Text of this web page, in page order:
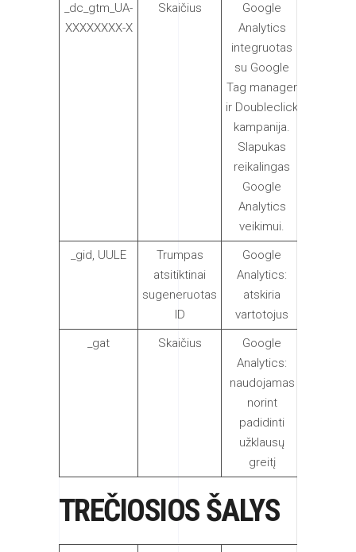
_dc_gtm_UA-
XXXXXXXX-X
Skaičius
Google
Analytics
integruotas
su Google
Tag manager
ir Doubleclick
kampanija.
Slapukas
reikalingas
Google
Analytics
veikimui.
_gid, UULE
Trumpas
atsitiktinai
sugeneruotas
ID
Google
Analytics:
atskiria
vartotojus
_gat Skaičius
Google
Analytics:
naudojamas
norint
padidinti
užklausų
greitį
TREČIOSIOS ŠALYS